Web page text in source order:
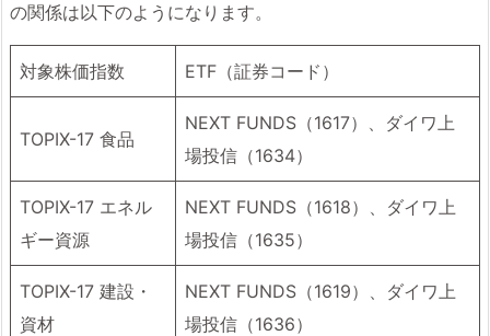
の関係は以下のようになります。
対象株価指数 ETF（証券コード）
TOPIX-17 食品
NEXT FUNDS（1617）、ダイワ上
場投信（1634）
TOPIX-17 エネル
ギー資源
NEXT FUNDS（1618）、ダイワ上
場投信（1635）
TOPIX-17 建設・
資材
NEXT FUNDS（1619）、ダイワ上
場投信（1636）